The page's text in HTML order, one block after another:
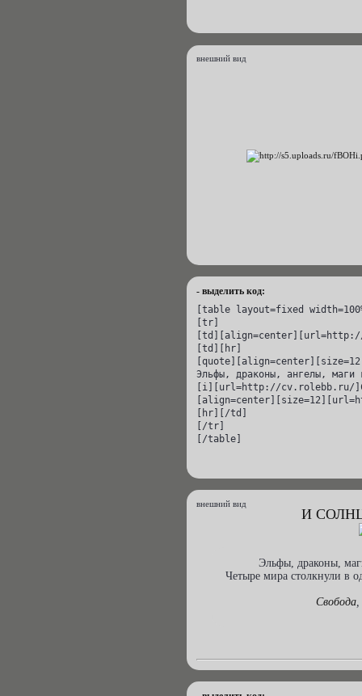
внешний вид
- выделить код:
[table layout=fixed
[tr]
[td][hr]
Эльфы, драконы, ангелы, маги
[i][url=http://cv.rolebb.ru/
[hr][/td]
[/tr]
[/table]
внешний вид
И
Эльфы, драконы,
Четыре мира столкнули в
Свобода